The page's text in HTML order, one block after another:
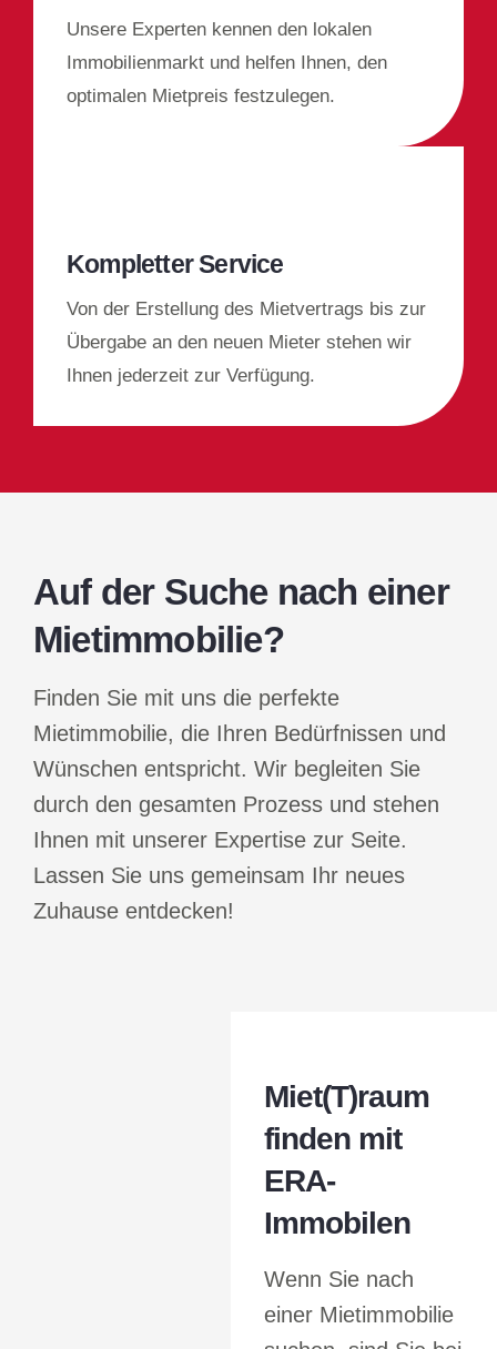
Unsere Experten kennen den lokalen
Immobilienmarkt und helfen Ihnen, den
optimalen Mietpreis festzulegen.
Kompletter Service
Von der Erstellung des Mietvertrags bis zur
Übergabe an den neuen Mieter stehen wir
Ihnen jederzeit zur Verfügung.
Auf der Suche nach einer
Mietimmobilie?
Finden Sie mit uns die perfekte
Mietimmobilie, die Ihren Bedürfnissen und
Wünschen entspricht. Wir begleiten Sie
durch den gesamten Prozess und stehen
Ihnen mit unserer Expertise zur Seite.
Lassen Sie uns gemeinsam Ihr neues
Zuhause entdecken!
Miet(T)raum
finden mit
ERA-
Immobilen
Wenn Sie nach
einer Mietimmobilie